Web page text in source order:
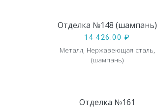
Отделка №148 (шампань)
14 426.00 ₽
Металл, Нержавеющая сталь,
(шампань)
Отделка №161